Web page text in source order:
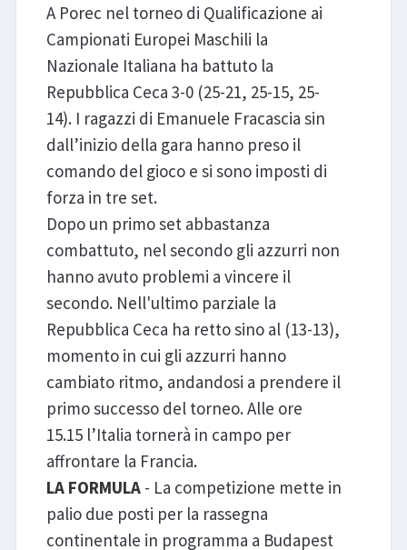
A Porec nel torneo di Qualificazione ai
Campionati Europei Maschili la
Nazionale Italiana ha battuto la
Repubblica Ceca 3-0 (25-21, 25-15, 25-
14). I ragazzi di Emanuele Fracascia sin
dall’inizio della gara hanno preso il
comando del gioco e si sono imposti di
forza in tre set.
Dopo un primo set abbastanza
combattuto, nel secondo gli azzurri non
hanno avuto problemi a vincere il
secondo. Nell'ultimo parziale la
Repubblica Ceca ha retto sino al (13-13),
momento in cui gli azzurri hanno
cambiato ritmo, andandosi a prendere il
primo successo del torneo. Alle ore
15.15 l’Italia tornerà in campo per
affrontare la Francia.
LA FORMULA- La competizione mette in
palio due posti per la rassegna
continentale in programma a Budapest